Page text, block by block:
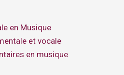
en Musique
et vocale
en musique